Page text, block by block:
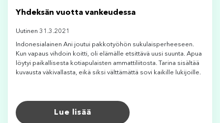
Yhdeksän vuotta vankeudessa
Uutinen 31.3.2021
Indonesialainen Ani joutui pakkotyöhön sukulaisperheeseen.
Kun vapaus vihdoin koitti, oli elämälle etsittävä uusi suunta. Apua
löytyi paikallisesta kotiapulaisten ammattiliitosta. Tarina sisältää
kuvausta väkivallasta, eikä siksi välttämättä sovi kaikille lukijoille.
Lue lisää